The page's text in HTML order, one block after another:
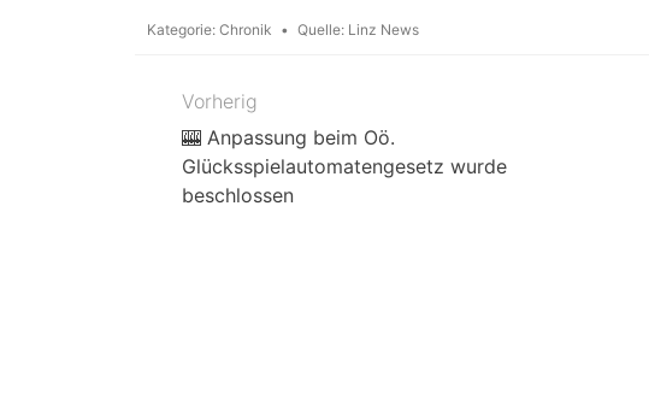
Kategorie: Chronik Quelle: Linz News
Beitragsnavigation
Vorherig
🎰 Anpassung beim Oö.
Glücksspielautomatengesetz wurde
beschlossen